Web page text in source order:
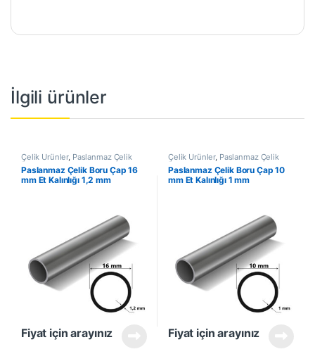
İlgili ürünler
Çelik Ürünler, Paslanmaz Çelik
Boru
Paslanmaz Çelik Boru Çap 16
mm Et Kalınlığı 1,2 mm
Fiyat için arayınız
Çelik Ürünler, Paslanmaz Çelik
Boru
Paslanmaz Çelik Boru Çap 10
mm Et Kalınlığı 1 mm
Fiyat için arayınız